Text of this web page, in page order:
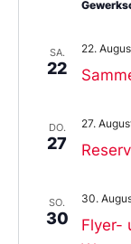
SA.
22
22.
DO.
27
27.
SO.
30
Flyer-
30.